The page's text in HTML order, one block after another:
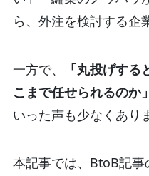
ら、外注を検討する企
一方で、
「丸投げす
こまで任せられるのか
いった声も少なくあり
本記事では、BtoB記